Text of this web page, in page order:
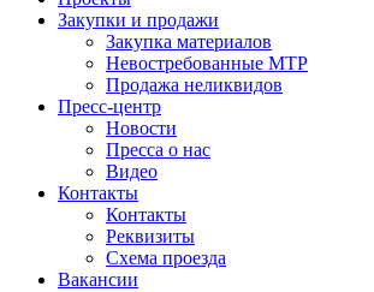
Закупки и продажи
Закупка материалов
Невостребованные МТР
Продажа неликвидов
Пресс-центр
Новости
Пресса о нас
Видео
Контакты
Контакты
Реквизиты
Схема проезда
Вакансии